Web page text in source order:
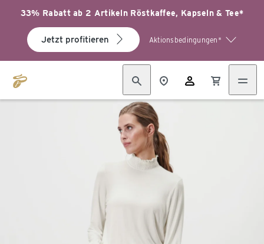
33% Rabatt ab 2 Artikeln Röstkaffee, Kapseln & Tee*
Jetzt profitieren Aktionsbedingungen*